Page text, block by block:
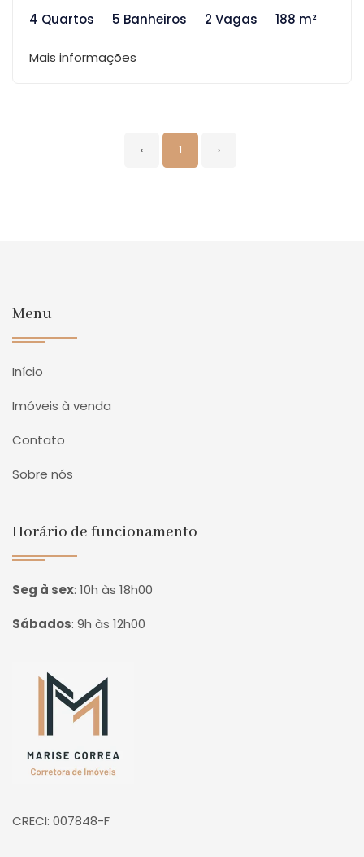
4 Quartos
5 Banheiros 2 Vagas 188 m²
Mais informações
‹ 1 ›
Menu
Início
Imóveis à venda
Contato
Sobre nós
Horário de funcionamento
Seg à sex: 10h às 18h00
Sábados: 9h às 12h00
Página inicial
CRECI: 007848-F